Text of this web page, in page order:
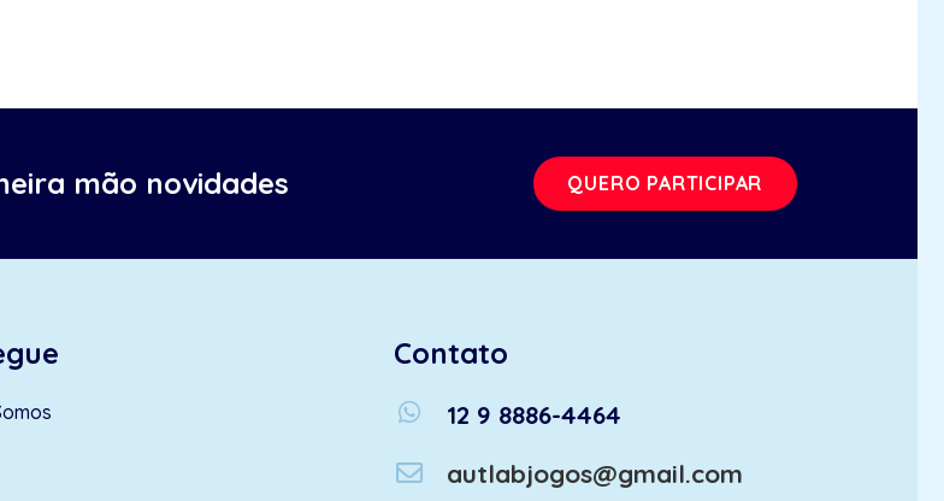
mão novidades QUERO PARTICIPAR
Contato
whatsapp
12 9 8886-4464
autlabjogos@gmail.com